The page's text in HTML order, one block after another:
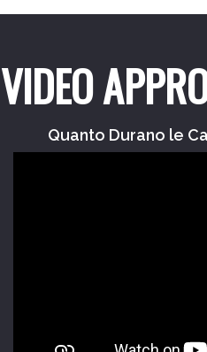
VIDEO
Quanto Durano le